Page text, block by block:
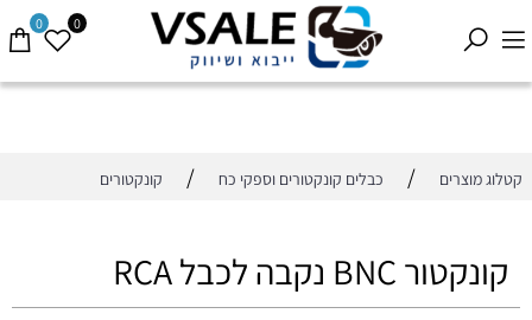
0 0
קטלוג מוצרים / כבלים קונקטורים וספקי כח / קונקטורים
קונקטור BNC נקבה לכבל RCA